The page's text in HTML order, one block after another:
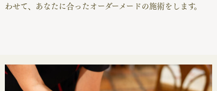
わせて、あなたに合ったオーダーメードの施術をします。